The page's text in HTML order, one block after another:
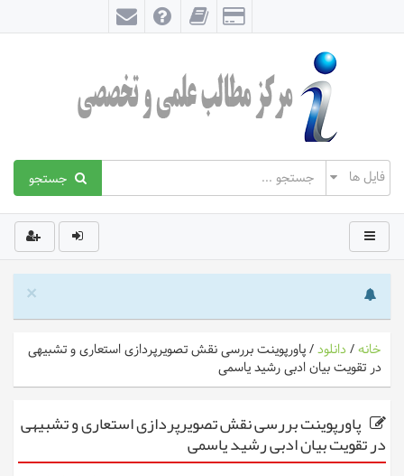
جستجو
×
خانه/ دانلود/پاورپوینت بررسی نقش تصویرپردازی استعاری و تشبیهی
در تقویت بیان ادبی رشید یاسمی
پاورپوینت بررسی نقش تصویرپردازی استعاری و تشبیهی
در تقویت بیان ادبی رشید یاسمی